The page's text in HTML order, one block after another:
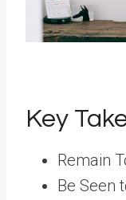
Key
Remain
Be Seen